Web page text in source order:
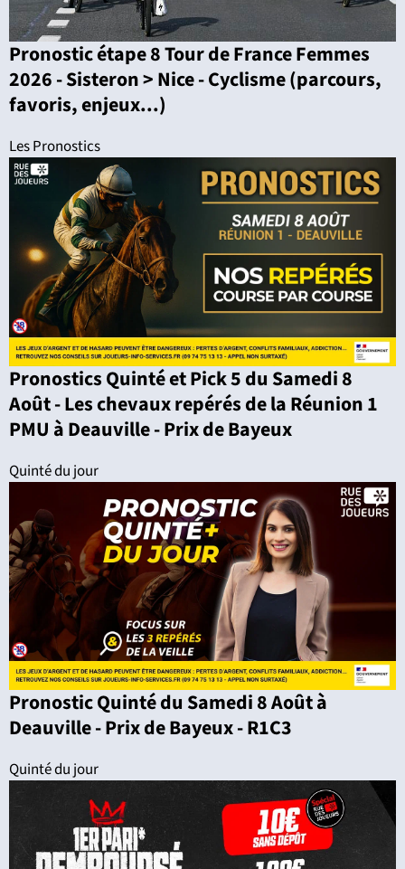
Pronostic étape 8 Tour de France Femmes
2026 - Sisteron > Nice - Cyclisme (parcours,
favoris, enjeux...)
Les Pronostics
Pronostics Quinté et Pick 5 du Samedi 8
Août - Les chevaux repérés de la Réunion 1
PMU à Deauville - Prix de Bayeux
Quinté du jour
Pronostic Quinté du Samedi 8 Août à
Deauville - Prix de Bayeux - R1C3
Quinté du jour